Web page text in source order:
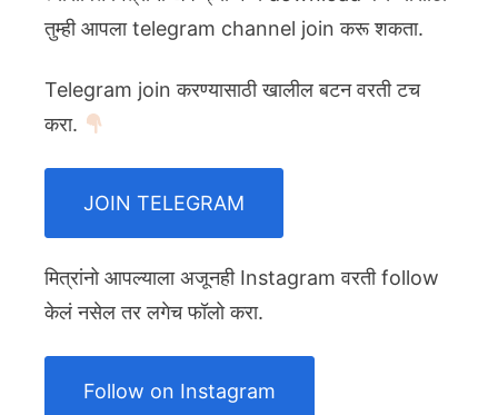
तुम्ही आपला telegram channel join करू शकता.
Telegram join करण्यासाठी खालील बटन वरती टच
करा.
JOIN TELEGRAM
मित्रांनो आपल्याला अजूनही Instagram वरती follow
केलं नसेल तर लगेच फॉलो करा.
Follow on Instagram